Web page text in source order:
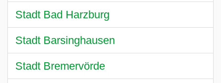
Stadt Bad Harzburg
Stadt Barsinghausen
Stadt Bremervörde